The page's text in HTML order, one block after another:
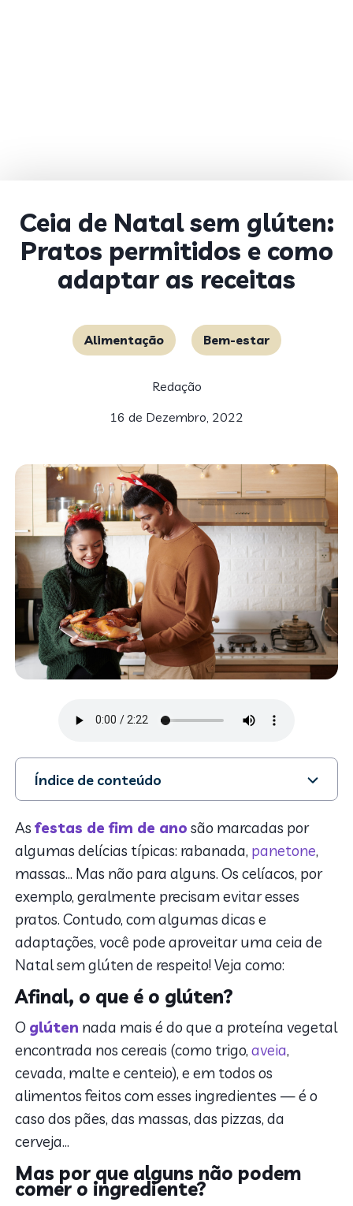
Ceia de Natal sem glúten:
Pratos permitidos e como
adaptar as receitas
Alimentação Bem-estar
Redação
16 de Dezembro, 2022
Índice de conteúdo
1. Afinal, o que é o glúten?
2. Mas por que alguns não podem comer o
ingrediente?
3. Alimentos permitidos na ceia de Natal sem glúten
4. Como adaptar as receitas para uma ceia de Natal
sem glúten
5. Receitas de ceia de Natal sem glúten
Asfestas de fim de ano são marcadas por
algumas delícias típicas: rabanada, panetone,
massas… Mas não para alguns. Os celíacos, por
exemplo, geralmente precisam evitar esses
pratos. Contudo, com algumas dicas e
adaptações, você pode aproveitar uma ceia de
Natal sem glúten de respeito! Veja como:
Afinal, o que é o glúten?
O glúten nada mais é do que a proteína vegetal
encontrada nos cereais (como trigo,aveia,
cevada, malte e centeio), e em todos os
alimentos feitos com esses ingredientes — é o
caso dos pães, das massas, das pizzas, da
cerveja…
Mas por que alguns não podem
comer o ingrediente?